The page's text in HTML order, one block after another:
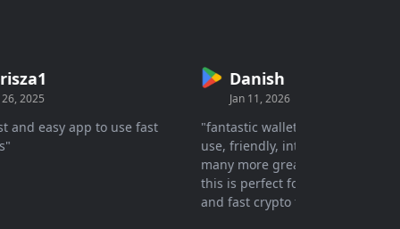
easy app to use fast
Danish
Jan 11, 2026
"fantastic wallet simple, easy to
use, friendly, interface secure with
many more great features. I think,
this is perfect for nowadays needs
and fast crypto transactions."